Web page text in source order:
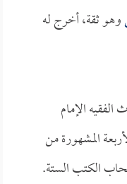
وهو ثقة، أخرج له
الفقيه الإمام
المشهورة من
الكتب الستة.